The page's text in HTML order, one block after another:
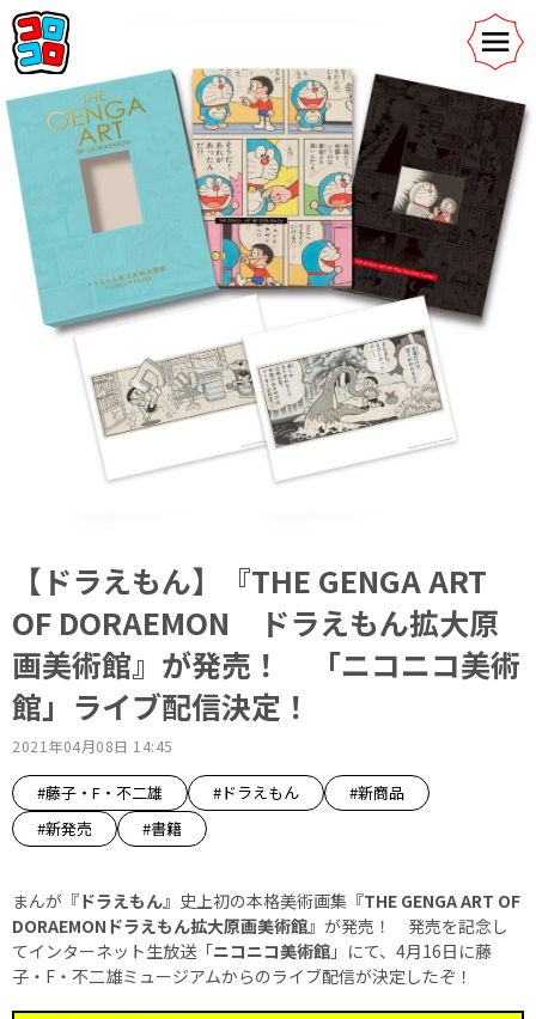
【ドラえもん】『THE GENGA ART
OF DORAEMON ドラえもん拡大原
画美術館』が発売！ 「ニコニコ美術
館」ライブ配信決定！
2021年04月08日 14:45
#藤子・F・不二雄 #ドラえもん
#新商品
#新発売
#書籍
まんが『ドラえもん』史上初の本格美術画集『THE GENGA ART OF
DORAEMONドラえもん拡大原画美術館』が発売！ 発売を記念し
てインターネット生放送「ニコニコ美術館 」にて、4月16日に藤
子・F・不二雄ミュージアムからのライブ配信が決定したぞ！